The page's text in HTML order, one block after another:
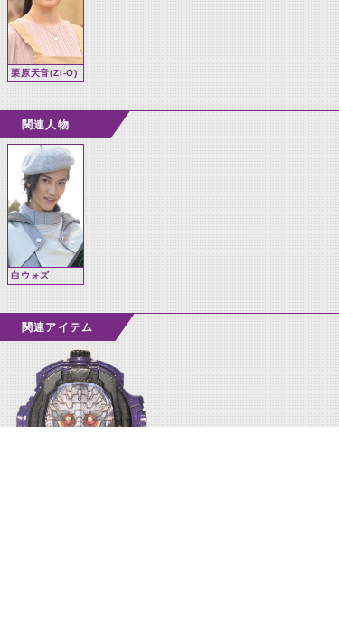
栗原天音(ZI-O)
関連人物
白ウォズ
関連アイテム